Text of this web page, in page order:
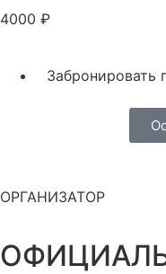
4000 ₽
Забронировать
ОРГАНИЗАТОР